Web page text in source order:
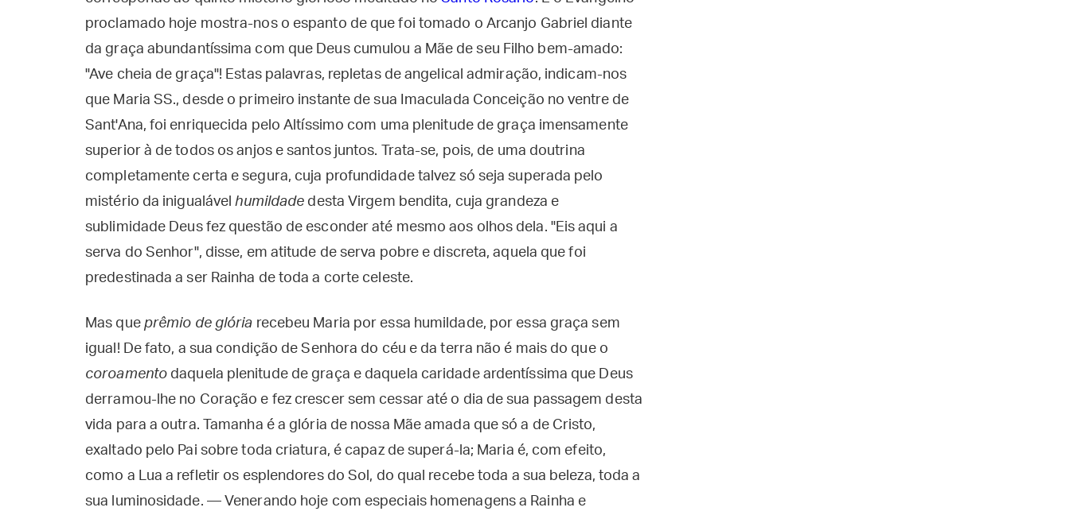
proclamado hoje mostra-nos o espanto de que foi tomado o Arcanjo Gabriel diante
da graça abundantíssima com que Deus cumulou a Mãe de seu Filho bem-amado:
"Ave cheia de graça"! Estas palavras, repletas de angelical admiração, indicam-nos
que Maria SS., desde o primeiro instante de sua Imaculada Conceição no ventre de
Sant'Ana, foi enriquecida pelo Altíssimo com uma plenitude de graça imensamente
superior à de todos os anjos e santos juntos. Trata-se, pois, de uma doutrina
completamente certa e segura, cuja profundidade talvez só seja superada pelo
mistério da inigualávelhumildade desta Virgem bendita, cuja grandeza e
sublimidade Deus fez questão de esconder até mesmo aos olhos dela. "Eis aqui a
serva do Senhor", disse, em atitude de serva pobre e discreta, aquela que foi
predestinada a ser Rainha de toda a corte celeste.
Mas que prêmio de glória recebeu Maria por essa humildade, por essa graça sem
igual! De fato, a sua condição de Senhora do céu e da terra não é mais do que o
coroamento daquela plenitude de graça e daquela caridade ardentíssima que Deus
derramou-lhe no Coração e fez crescer sem cessar até o dia de sua passagem desta
vida para a outra. Tamanha é a glória de nossa Mãe amada que só a de Cristo,
exaltado pelo Pai sobre toda criatura, é capaz de superá-la; Maria é, com efeito,
como a Lua a refletir os esplendores do Sol, do qual recebe toda a sua beleza, toda a
sua luminosidade. — Venerando hoje com especiais homenagens a Rainha e